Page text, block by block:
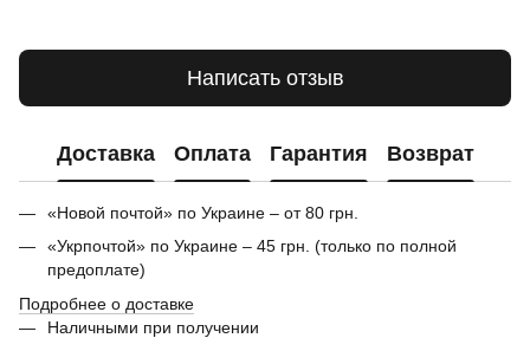
Написать отзыв
Доставка Оплата Гарантия Возврат
«Новой почтой» по Украине – от 80 грн.
«Укрпочтой» по Украине – 45 грн. (только по полной
предоплате)
Подробнее о доставке
Наличными при получении